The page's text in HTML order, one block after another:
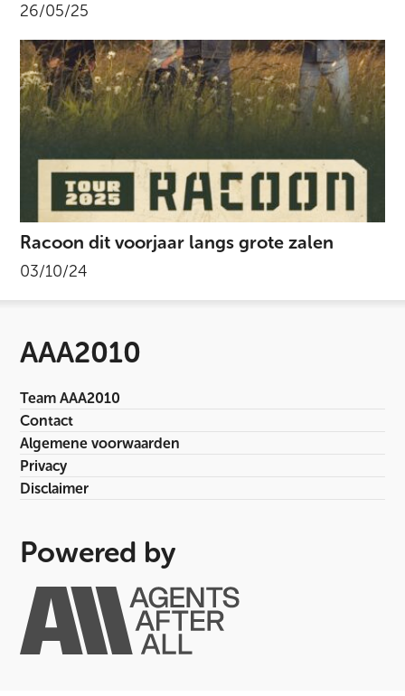
26/05/25
Racoon dit voorjaar langs grote zalen
03/10/24
AAA2010
Team AAA2010
Contact
Algemene voorwaarden
Privacy
Disclaimer
Powered by